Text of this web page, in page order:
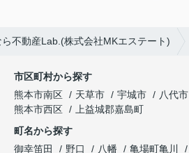
不動産Lab.(株式会社MKエステート)
市区町村から探す
熊本市南区
天草市 宇城市 八代市
熊本市西区
上益城郡嘉島町
町名から探す
御幸笛田
野口 八幡 亀場町亀川